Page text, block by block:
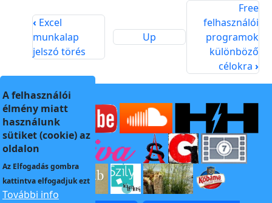
‹ Excel
munkalap
jelszó törés
Up
Free
felhasználói
programok
különböző
célokra›
A felhasználói
élmény miatt
használunk
sütiket (cookie) az
oldalon
Az Elfogadásgombra
kattintva elfogadjuk ezt
További info